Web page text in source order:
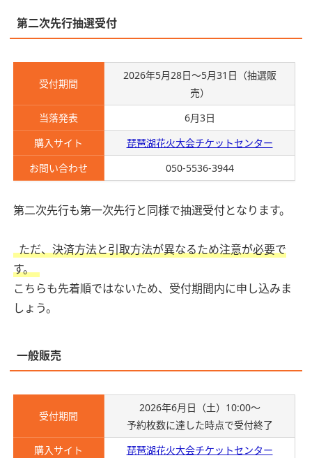
第二次先行抽選受付
受付期間
2026年5月28日～5月31日（抽選販
売）
当落発表
6月3日
購入サイト
琵琶湖花火大会チケットセンター
お問い合わせ
050-5536-3944
第二次先行も第一次先行と同様で抽選受付となります。
ただ、決済方法と引取方法が異なるため注意が必要で
す。
こちらも先着順ではないため、受付期間内に申し込みま
しょう。
一般販売
受付期間
2026年6月日（土）10:00〜
予約枚数に達した時点で受付終了
購入サイト
琵琶湖花火大会チケットセンター